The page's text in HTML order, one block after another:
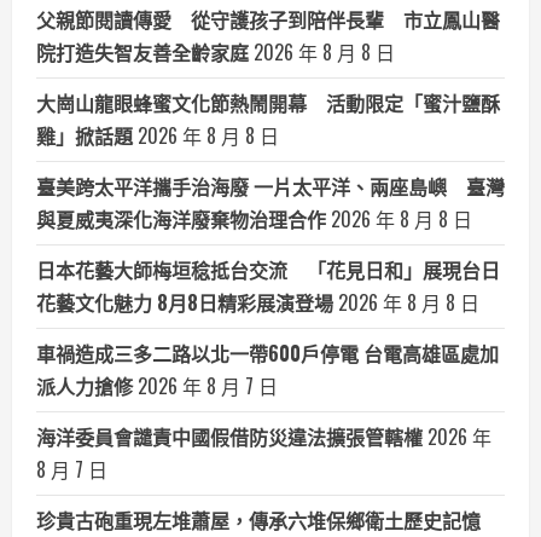
父親節閱讀傳愛 從守護孩子到陪伴長輩 市立鳳山醫
院打造失智友善全齡家庭 2026 年 8 月 8 日
大崗山龍眼蜂蜜文化節熱鬧開幕 活動限定「蜜汁鹽酥
雞」掀話題 2026 年 8 月 8 日
臺美跨太平洋攜手治海廢 一片太平洋、兩座島嶼 臺灣
與夏威夷深化海洋廢棄物治理合作 2026 年 8 月 8 日
日本花藝大師梅垣稔抵台交流 「花見日和」展現台日
花藝文化魅力 8月8日精彩展演登場 2026 年 8 月 8 日
車禍造成三多二路以北一帶600戶停電 台電高雄區處加
派人力搶修 2026 年 8 月 7 日
海洋委員會譴責中國假借防災違法擴張管轄權 2026 年
8 月 7 日
珍貴古砲重現左堆蕭屋，傳承六堆保鄉衛土歷史記憶